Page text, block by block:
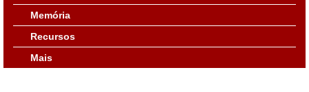
Memória
Recursos
Mais